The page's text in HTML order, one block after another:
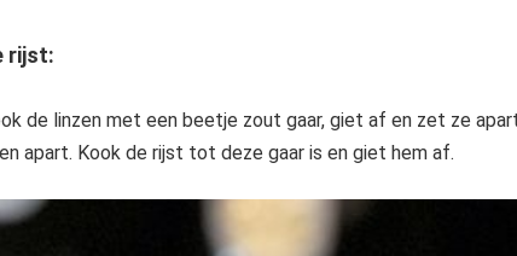
rijst:
de linzen met een beetje zout gaar, giet af en zet ze
apart. Kook de rijst tot deze gaar is en giet hem af.